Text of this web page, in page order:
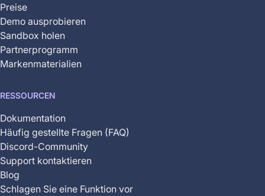
Preise
Demo ausprobieren
Sandbox holen
Partnerprogramm
Markenmaterialien
RESSOURCEN
Dokumentation
Häufig gestellte Fragen (FAQ)
Discord-Community
Support kontaktieren
Blog
Schlagen Sie eine Funktion vor